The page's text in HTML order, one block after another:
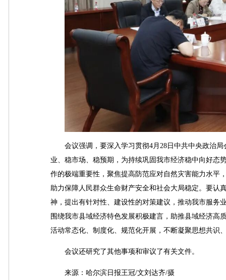
会议强调，要深入学习贯彻4月28日中共中央政治局
业、稳市场、稳预期，为持续巩固我市经济稳中向好态
作的极端重要性，聚焦提高防范应对自然灾害能力水平
助力保障人民群众生命财产安全和社会大局稳定。要认
神，提出有针对性、建设性的对策建议，推动我市服务
围绕我市县域经济特色发展积极建言，助推县域经济高
活动常态化、制度化、规范化开展，不断凝聚思想共识
会议还研究了其他事项和审议了有关文件。
来源：哈尔滨日报王冠/文刘达齐/摄